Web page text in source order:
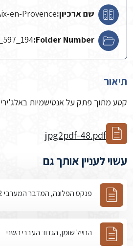
שם ארכיון:en-Provence
Folder Number:
תיאור
קטע מתוך פתק על אנטישמיות
jpg2pdf-48.pdf
עשוי לעניין אותך גם
פנקס הפלוגה, המדבר המערבי 1942 (?)
החייל שומן, הגדוד העברי השני